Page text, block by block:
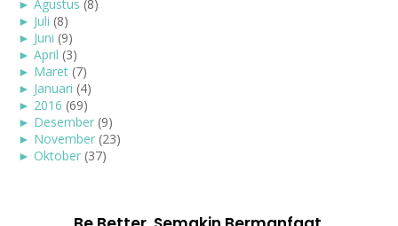
► Agustus (8)
► Juli (8)
► Juni (9)
► April (3)
► Maret (7)
► Januari (4)
► 2016 (69)
► Desember (9)
► November (23)
► Oktober (37)